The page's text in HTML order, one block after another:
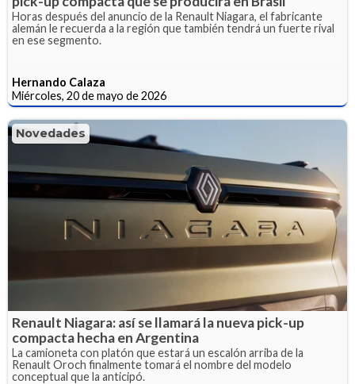
Horas después del anuncio de la Renault Niagara, el fabricante
alemán le recuerda a la región que también tendrá un fuerte rival
en ese segmento.
Hernando Calaza
Miércoles, 20 de mayo de 2026
Novedades
Renault Niagara: así se llamará la nueva pick-up
compacta hecha en Argentina
La camioneta con platón que estará un escalón arriba de la
Renault Oroch finalmente tomará el nombre del modelo
conceptual que la anticipó.